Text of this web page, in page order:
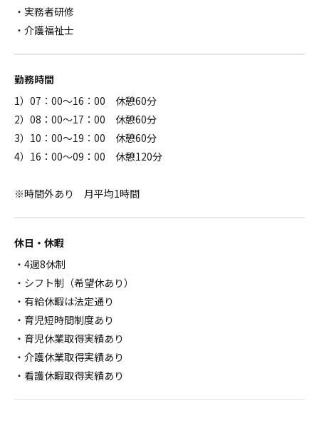
・実務者研修
・介護福祉士
勤務時間
1）07：00～16：00 休憩60分
2）08：00～17：00 休憩60分
3）10：00～19：00 休憩60分
4）16：00～09：00 休憩120分
※時間外あり 月平均1時間
休日・休暇
・4週8休制
・シフト制（希望休あり）
・有給休暇は法定通り
・育児短時間制度あり
・育児休業取得実績あり
・介護休業取得実績あり
・看護休暇取得実績あり